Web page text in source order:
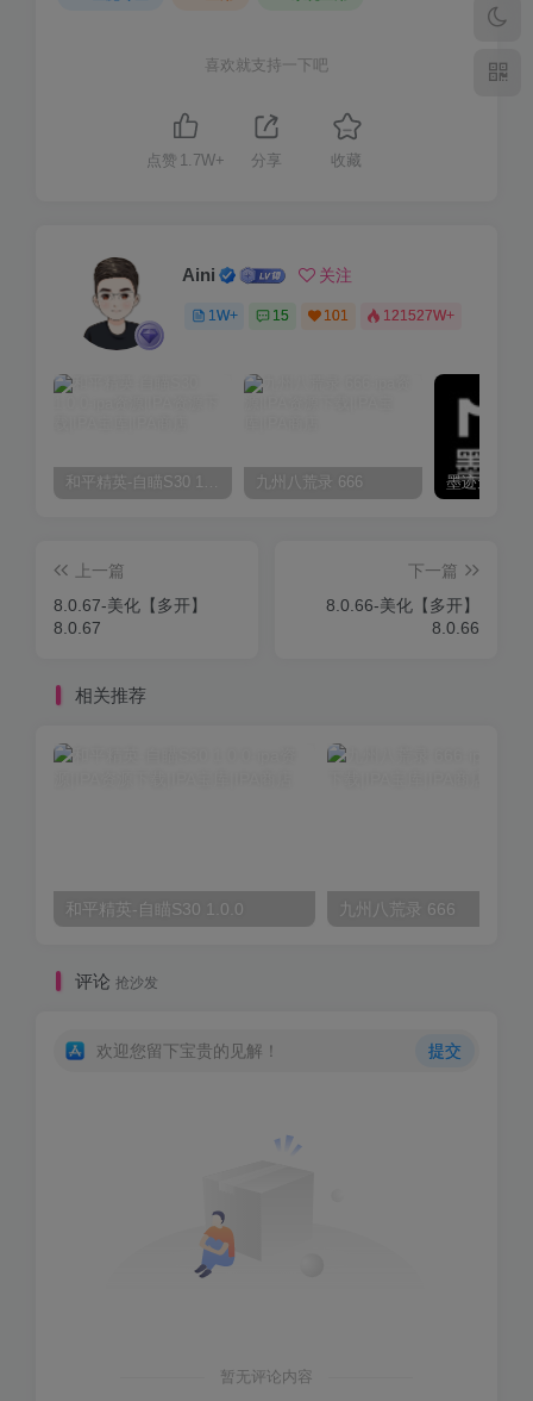
喜欢就支持一下吧
点赞 1.7W+ 分享 收藏
Aini 关注
1W+ 15 101 121527W+
和平精英-自瞄S30 1.0.0 九州八荒录 666
上一篇
8.0.67-美化【多开】
8.0.67
下一篇
8.0.66-美化【多开】
8.0.66
相关推荐
和平精英-自瞄S30 1.0.0 九州八荒录 666
评论 抢沙发
欢迎您留下宝贵的见解！ 提交
暂无评论内容